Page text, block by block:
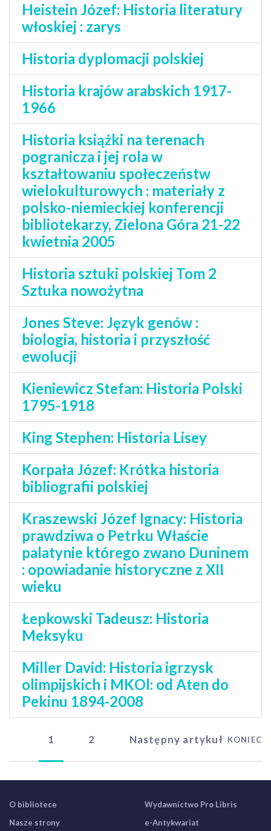
Heistein Józef: Historia literatury
włoskiej : zarys
Historia dyplomacji polskiej
Historia krajów arabskich 1917-
1966
Historia książki na terenach
pogranicza i jej rola w
kształtowaniu społeczeństw
wielokulturowych : materiały z
polsko-niemieckiej konferencji
bibliotekarzy, Zielona Góra 21-22
kwietnia 2005
Historia sztuki polskiej Tom 2
Sztuka nowożytna
Jones Steve: Język genów :
biologia, historia i przyszłość
ewolucji
Kieniewicz Stefan: Historia Polski
1795-1918
King Stephen: Historia Lisey
Korpała Józef: Krótka historia
bibliografii polskiej
Kraszewski Józef Ignacy: Historia
prawdziwa o Petrku Właście
palatynie którego zwano Duninem
: opowiadanie historyczne z XII
wieku
Łepkowski Tadeusz: Historia
Meksyku
Miller David: Historia igrzysk
olimpijskich i MKOl: od Aten do
Pekinu 1894-2008
1 2 Następny artykuł KONIEC
O bibliotece
Nasze strony
Wydawnictwo Pro Libris
e-Antykwariat